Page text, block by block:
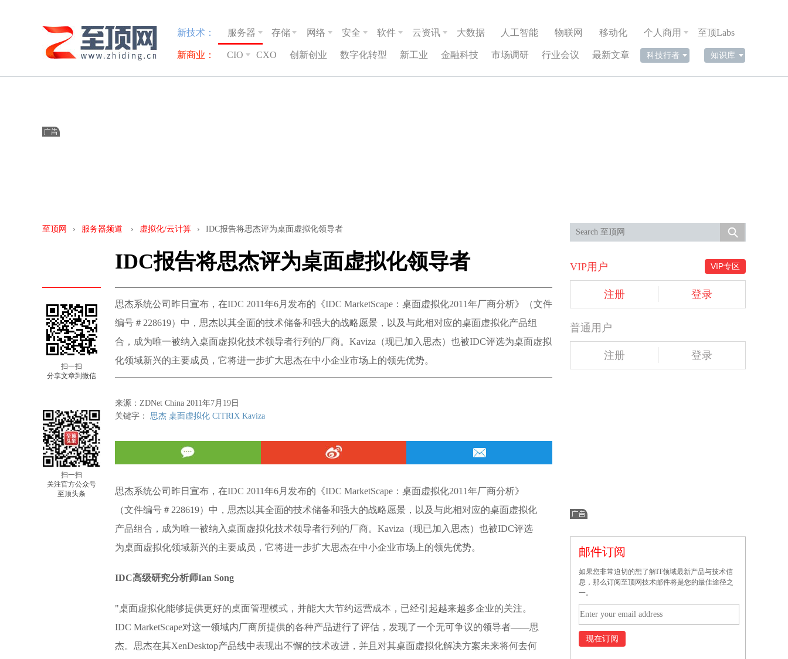
新技术： 服务器 存储 网络 安全 软件 云资讯 大数据 人工智能 物联网 移动化 个人商用 至顶Labs
新商业： CIO CXO 创新创业 数字化转型 新工业 金融科技 市场调研 行业会议 最新文章 科技行者 知识库
至顶网 › 服务器频道 › 虚拟化/云计算 › IDC报告将思杰评为桌面虚拟化领导者
IDC报告将思杰评为桌面虚拟化领导者
扫一扫
分享文章到微信
扫一扫
关注官方公众号
至顶头条
思杰系统公司昨日宣布，在IDC 2011年6月发布的《IDC MarketScape：桌面虚拟化2011年厂商分析》（文件
编号＃228619）中，思杰以其全面的技术储备和强大的战略愿景，以及与此相对应的桌面虚拟化产品组
合，成为唯一被纳入桌面虚拟化技术领导者行列的厂商。Kaviza（现已加入思杰）也被IDC评选为桌面虚拟
化领域新兴的主要成员，它将进一步扩大思杰在中小企业市场上的领先优势。
来源：ZDNet China 2011年7月19日
关键字： 思杰 桌面虚拟化 CITRIX Kaviza
思杰系统公司昨日宣布，在IDC 2011年6月发布的《IDC MarketScape：桌面虚拟化2011年厂商分析》
（文件编号＃228619）中，思杰以其全面的技术储备和强大的战略愿景，以及与此相对应的桌面虚拟化
产品组合，成为唯一被纳入桌面虚拟化技术领导者行列的厂商。Kaviza（现已加入思杰）也被IDC评选
为桌面虚拟化领域新兴的主要成员，它将进一步扩大思杰在中小企业市场上的领先优势。
IDC高级研究分析师Ian Song
"桌面虚拟化能够提供更好的桌面管理模式，并能大大节约运营成本，已经引起越来越多企业的关注。
IDC MarketScape对这一领域内厂商所提供的各种产品进行了评估，发现了一个无可争议的领导者——思
杰。思杰在其XenDesktop产品线中表现出不懈的技术改进，并且对其桌面虚拟化解决方案未来将何去何
VIP专区
VIP用户
注册 登录
普通用户
注册 登录
邮件订阅
如果您非常迫切的想了解IT领域最新产品与技术信
息，那么订阅至顶网技术邮件将是您的最佳途径之
一。